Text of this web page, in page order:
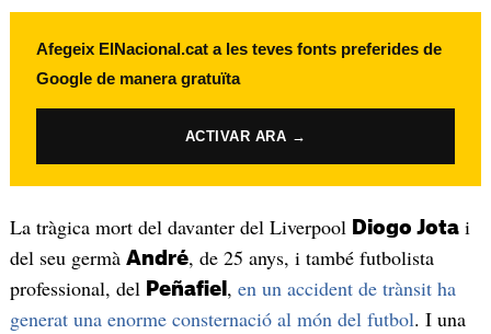
Afegeix ElNacional.cat a les teves fonts preferides de
Google de manera gratuïta
ACTIVAR ARA →
La tràgica mort del davanter del Liverpool Diogo Jotai
del seu germà André, de 25 anys, i també futbolista
professional, del Peñafiel , en un accident de trànsit ha
generat una enorme consternació al món del futbol. I una